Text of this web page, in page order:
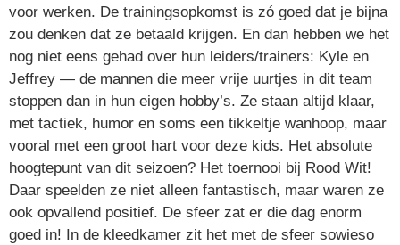
voor werken. De trainingsopkomst is zó goed dat je bijna
zou denken dat ze betaald krijgen. En dan hebben we het
nog niet eens gehad over hun leiders/trainers: Kyle en
Jeffrey — de mannen die meer vrije uurtjes in dit team
stoppen dan in hun eigen hobby’s. Ze staan altijd klaar,
met tactiek, humor en soms een tikkeltje wanhoop, maar
vooral met een groot hart voor deze kids. Het absolute
hoogtepunt van dit seizoen? Het toernooi bij Rood Wit!
Daar speelden ze niet alleen fantastisch, maar waren ze
ook opvallend positief. De sfeer zat er die dag enorm
goed in! In de kleedkamer zit het met de sfeer sowieso